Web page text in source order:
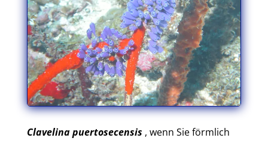
Clavelina puertosecensis , wenn Sie förmlich